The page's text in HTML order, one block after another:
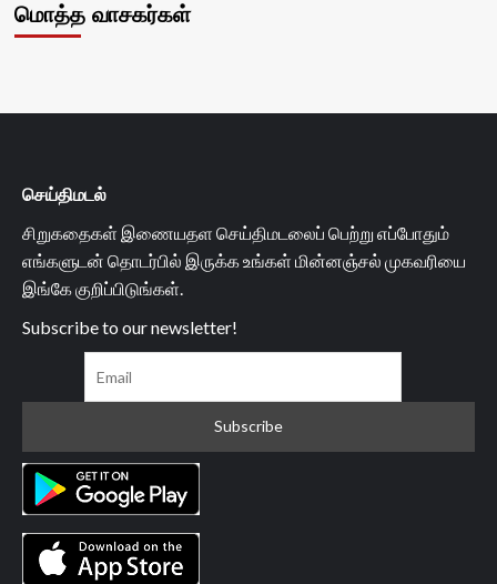
மொத்த வாசகர்கள்
செய்திமடல்
சிறுகதைகள் இணையதள செய்திமடலைப் பெற்று எப்போதும்
எங்களுடன் தொடர்பில் இருக்க உங்கள் மின்னஞ்சல் முகவரியை
இங்கே குறிப்பிடுங்கள்.
Subscribe to our newsletter!